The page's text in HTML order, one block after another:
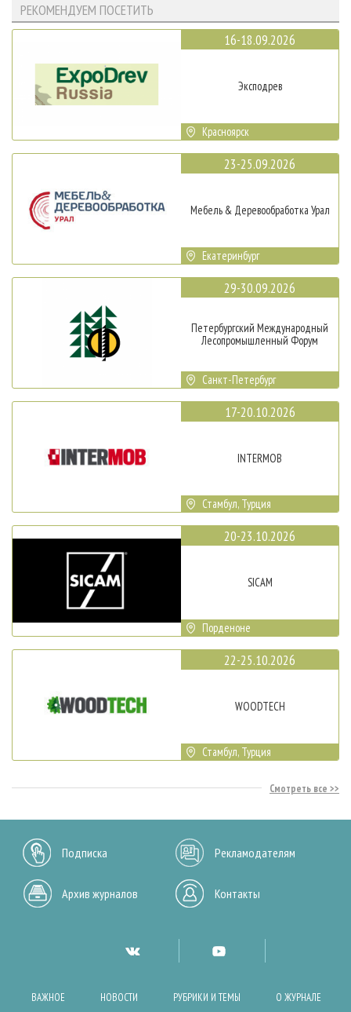
РЕКОМЕНДУЕМ ПОСЕТИТЬ
16-18.09.2026
Эксподрев
Красноярск
23-25.09.2026
Мебель & Деревообработка Урал
Екатеринбург
29-30.09.2026
Петербургский Международный
Лесопромышленный Форум
Санкт-Петербург
17-20.10.2026
INTERMOB
Стамбул, Турция
20-23.10.2026
SICAM
Порденоне
22-25.10.2026
WOODTECH
Стамбул, Турция
Смотреть все
Подписка Рекламодателям
Архив журналов Контакты
ВАЖНОЕ НОВОСТИ РУБРИКИ И ТЕМЫ О ЖУРНАЛЕ